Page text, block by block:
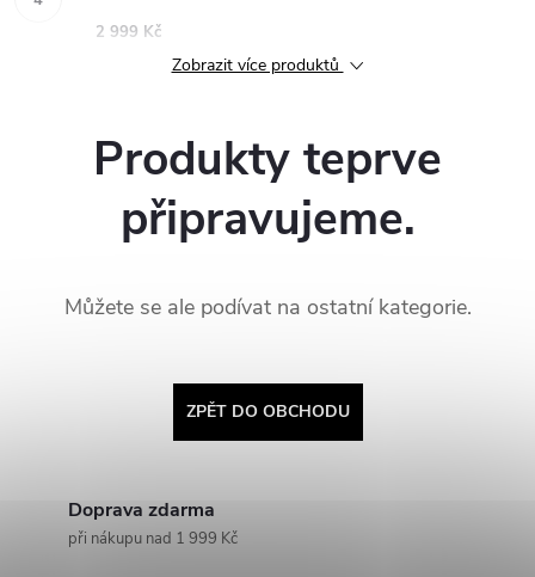
2 999 Kč
Zobrazit více produktů
Produkty teprve
připravujeme.
Můžete se ale podívat na ostatní kategorie.
ZPĚT DO OBCHODU
Doprava zdarma
při nákupu nad 1 999 Kč